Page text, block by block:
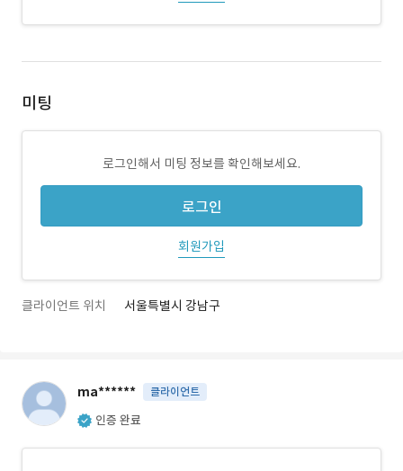
미팅
로그인해서 미팅 정보를 확인해보세요.
로그인
회원가입
클라이언트 위치 서울특별시 강남구
ma****** 클라이언트
인증 완료